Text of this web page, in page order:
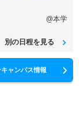
@本学
別の日程を見る
ャンパス情報